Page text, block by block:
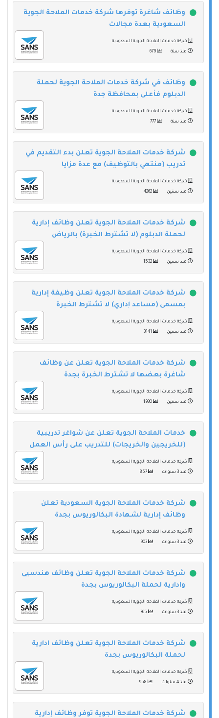
وظائف شاغرة توفرها شركة خدمات الملاحة الجوية
السعودية بعدة مجالات
شركة خدمات الملاحة الجوية السعودية
منذ سنة
وظائف في شركة خدمات الملاحة الجوية لحملة
الدبلوم فأعلى بمحافظة جدة
شركة خدمات الملاحة الجوية السعودية
منذ سنة
شركة خدمات الملاحة الجوية تعلن بدء التقديم في
تدريب (منتهي بالتوظيف) مع عدة مزايا
شركة خدمات الملاحة الجوية السعودية
منذ سنتين
شركة خدمات الملاحة الجوية تعلن وظائف إدارية
لحملة الدبلوم (لا تشترط الخبرة) بالرياض
شركة خدمات الملاحة الجوية السعودية
منذ سنتين
شركة خدمات الملاحة الجوية تعلن وظيفة إدارية
بمسمى (مساعد إداري) لا تشترط الخبرة
شركة خدمات الملاحة الجوية السعودية
منذ سنتين
شركة خدمات الملاحة الجوية تعلن عن وظائف
شاغرة بعضها لا تشترط الخبرة بجدة
شركة خدمات الملاحة الجوية السعودية
منذ سنتين
خدمات الملاحة الجوية تعلن عن شواغر تدريبية
(للخريجين والخريجات) للتدريب على رأس العمل
شركة خدمات الملاحة الجوية السعودية
منذ 3 سنوات
شركة خدمات الملاحة الجوية السعودية تعلن
وظائف إدارية لشهادة البكالوريوس بجدة
شركة خدمات الملاحة الجوية السعودية
منذ 3 سنوات
شركة خدمات الملاحة الجوية تعلن وظائف هندسيى
وادارية لحملة البكالوريوس بجدة
شركة خدمات الملاحة الجوية السعودية
منذ 3 سنوات
شركة خدمات الملاحة الجوية تعلن وظائف ادارية
لحملة البكالوريوس بجدة
شركة خدمات الملاحة الجوية السعودية
منذ 4 سنوات
شركة خدمات الملاحة الجوية توفر وظائف إدارية